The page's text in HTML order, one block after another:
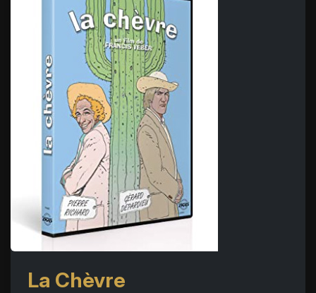
La Chèvre